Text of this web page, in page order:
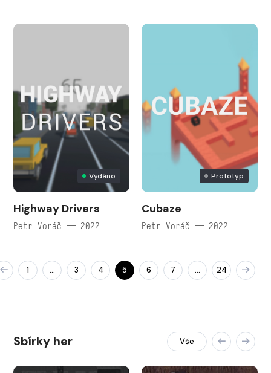
Vydáno
Highway Drivers
Petr Voráč — 2022
Prototyp
Cubaze
Petr Voráč — 2022
1 … 3 4 5 6 7 … 24
Sbírky her Vše